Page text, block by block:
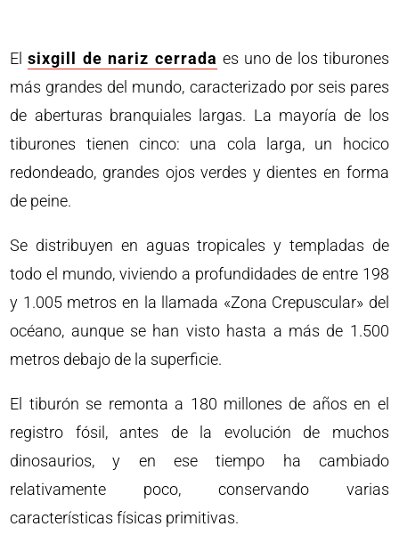
El sixgill de nariz cerrada es uno de los tiburones
más grandes del mundo, caracterizado por seis pares
de aberturas branquiales largas. La mayoría de los
tiburones tienen cinco: una cola larga, un hocico
redondeado, grandes ojos verdes y dientes en forma
de peine.
Se distribuyen en aguas tropicales y templadas de
todo el mundo, viviendo a profundidades de entre 198
y 1.005 metros en la llamada «Zona Crepuscular» del
océano, aunque se han visto hasta a más de 1.500
metros debajo de la superficie.
El tiburón se remonta a 180 millones de años en el
registro fósil, antes de la evolución de muchos
dinosaurios, y en ese tiempo ha cambiado
relativamente poco, conservando varias
características físicas primitivas.